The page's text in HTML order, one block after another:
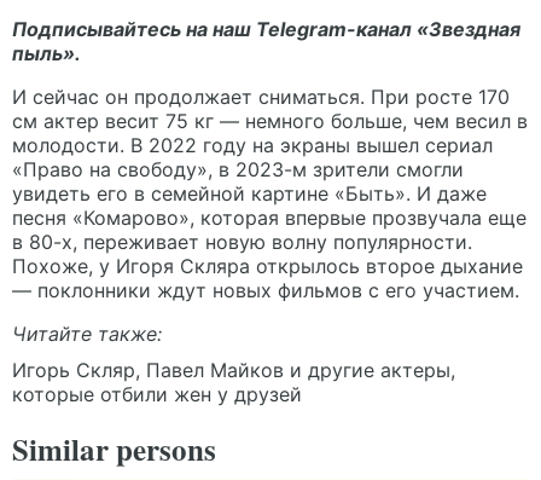
Подписывайтесь на наш Telegram-канал «Звездная
пыль».
И сейчас он продолжает сниматься. При росте 170
см актер весит 75 кг — немного больше, чем весил в
молодости. В 2022 году на экраны вышел сериал
«Право на свободу», в 2023-м зрители смогли
увидеть его в семейной картине «Быть». И даже
песня «Комарово», которая впервые прозвучала еще
в 80-х, переживает новую волну популярности.
Похоже, у Игоря Скляра открылось второе дыхание
— поклонники ждут новых фильмов с его участием.
Читайте также:
Игорь Скляр, Павел Майков и другие актеры,
которые отбили жен у друзей
Similar persons